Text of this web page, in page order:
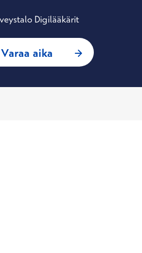
Digilääkärit
Varaa aika : Teemu Hätinen,